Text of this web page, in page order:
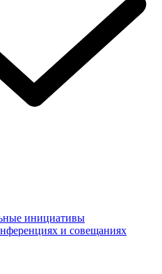
инициативы
и совещаниях